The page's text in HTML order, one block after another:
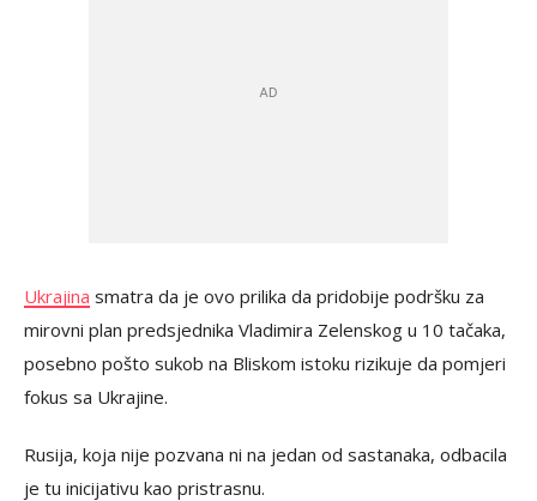
Ukrajina smatra da je ovo prilika da pridobije podršku za
mirovni plan predsjednika Vladimira Zelenskog u 10 tačaka,
posebno pošto sukob na Bliskom istoku rizikuje da pomjeri
fokus sa Ukrajine.
Rusija, koja nije pozvana ni na jedan od sastanaka, odbacila
je tu inicijativu kao pristrasnu.